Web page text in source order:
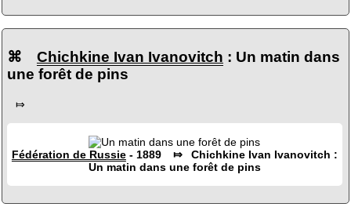
⌘ Chichkine Ivan Ivanovitch : Un matin dans
une forêt de pins
⤇
Fédération de Russie- 1889 ⤇ Chichkine Ivan Ivanovitch :
Un matin dans une forêt de pins